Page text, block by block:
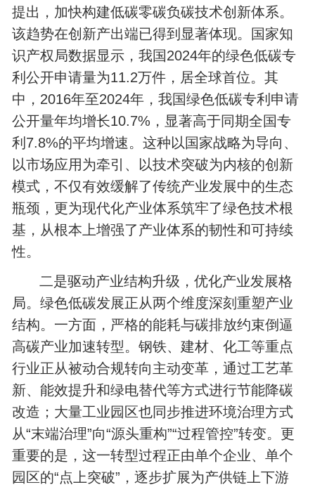
提出，加快构建低碳零碳负碳技术创新体系。
该趋势在创新产出端已得到显著体现。国家知
识产权局数据显示，我国2024年的绿色低碳专
利公开申请量为11.2万件，居全球首位。其
中，2016年至2024年，我国绿色低碳专利申请
公开量年均增长10.7%，显著高于同期全国专
利7.8%的平均增速。这种以国家战略为导向、
以市场应用为牵引、以技术突破为内核的创新
模式，不仅有效缓解了传统产业发展中的生态
瓶颈，更为现代化产业体系筑牢了绿色技术根
基，从根本上增强了产业体系的韧性和可持续
性。
二是驱动产业结构升级，优化产业发展格
局。绿色低碳发展正从两个维度深刻重塑产业
结构。一方面，严格的能耗与碳排放约束倒逼
高碳产业加速转型。钢铁、建材、化工等重点
行业正从被动合规转向主动变革，通过工艺革
新、能效提升和绿电替代等方式进行节能降碳
改造；大量工业园区也同步推进环境治理方式
从“末端治理”向“源头重构”“过程管控”转变。更
重要的是，这一转型过程正由单个企业、单个
园区的“点上突破”，逐步扩展为产供链上下游